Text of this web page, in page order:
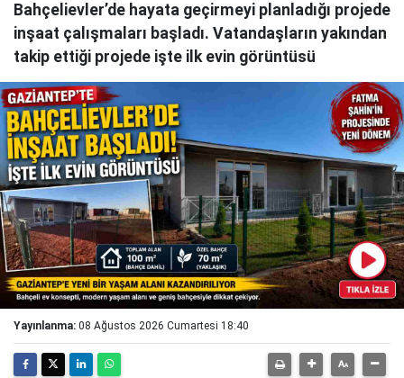
Bahçelievler’de hayata geçirmeyi planladığı projede
inşaat çalışmaları başladı. Vatandaşların yakından
takip ettiği projede işte ilk evin görüntüsü
Yayınlanma: 08 Ağustos 2026 Cumartesi 18:40